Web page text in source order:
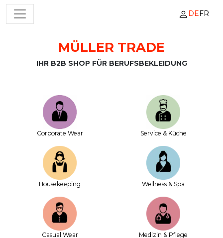
Zum Inhalt springen
HAUPTNAVIGATION DEFR
MÜLLER TRADE
IHR B2B SHOP FÜR BERUFSBEKLEIDUNG
Corporate Wear Service & Küche
House­keeping Wellness & Spa
Casual Wear Medizin & Pflege